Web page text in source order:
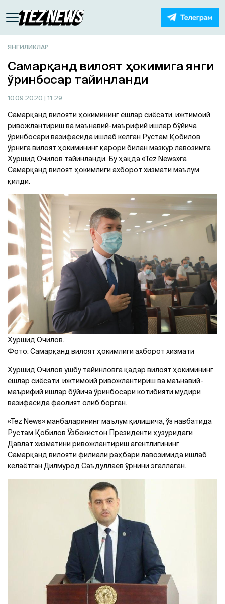
ЯНГИЛИКЛАР
Самарқанд вилоят ҳокимига янги
ўринбосар тайинланди
10.09.2020 | 11:29
Самарқанд вилояти ҳокимининг ёшлар сиёсати, ижтимоий
ривожлантириш ва маънавий-маърифий ишлар бўйича
ўринбосари вазифасида ишлаб келган Рустам Қобилов
ўрнига вилоят ҳокимининг қарори билан мазкур лавозимга
Хуршид Очилов тайинланди. Бу ҳақда «Tez News»га
Самарқанд вилоят ҳокимлиги ахборот хизмати маълум
қилди.
Хуршид Очилов.
Фото: Самарқанд вилоят ҳокимлиги ахборот хизмати
Хуршид Очилов ушбу тайинловга қадар вилоят ҳокимининг
ёшлар сиёсати, ижтимоий ривожлантириш ва маънавий-
маърифий ишлар бўйича ўринбосари котибияти мудири
вазифасида фаолият олиб борган.
«Tez News» манбаларининг маълум қилишича, ўз навбатида
Рустам Қобилов Ўзбекистон Президенти ҳузуридаги
Давлат хизматини ривожлантириш агентлигининг
Самарқанд вилояти филиали раҳбари лавозимида ишлаб
келаётган Дилмурод Саъдуллаев ўрнини эгаллаган.